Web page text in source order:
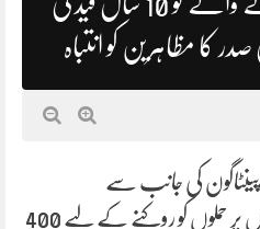
کا مظاہرین کو انتباہ
کی جانب سے
دارالحکومت واشنگٹن میں مجسموں پر حملوں کو روکنے کے لیے 400